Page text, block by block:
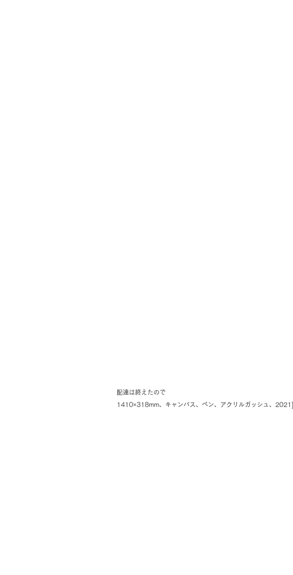
配達は終えたので
1410×318mm、キャンバス、ペン、アクリルガッシュ、2021]